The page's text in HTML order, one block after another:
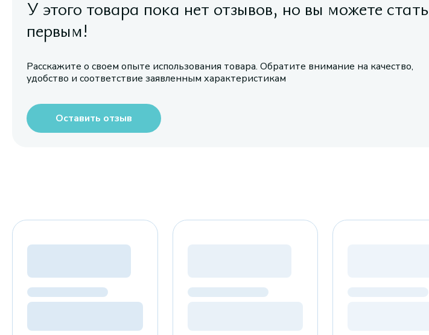
У этого товара пока нет отзывов, но вы можете стать
первым!
Расскажите о своем опыте использования товара. Обратите внимание на качество,
удобство и соответствие заявленным характеристикам
Оставить отзыв